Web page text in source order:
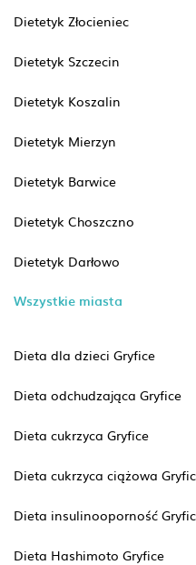
Dietetyk Złocieniec
Dietetyk Szczecin
Dietetyk Koszalin
Dietetyk Mierzyn
Dietetyk Barwice
Dietetyk Choszczno
Dietetyk Darłowo
Wszystkie miasta
Dieta dla dzieci Gryfice
Dieta odchudzająca Gryfice
Dieta cukrzyca Gryfice
Dieta cukrzyca ciążowa
Dieta insulinooporność
Dieta Hashimoto Gryfice